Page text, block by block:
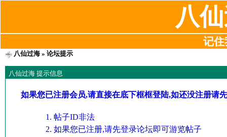
八
记住
八仙过海» 论坛提示
八仙过海 提示信息
如果您已注册会员,请直接在底下框框登陆,如还没注册请
帖子ID非法
如果您已注册,请先登录论坛即可游览帖子